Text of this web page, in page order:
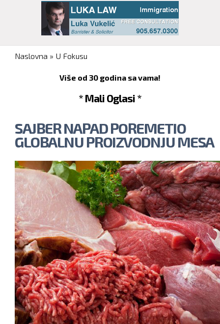
You are here
Naslovna » U Fokusu
Više od 30 godina sa vama!
* Mali Oglasi *
SAJBER NAPAD POREMETIO
GLOBALNU PROIZVODNJU MESA